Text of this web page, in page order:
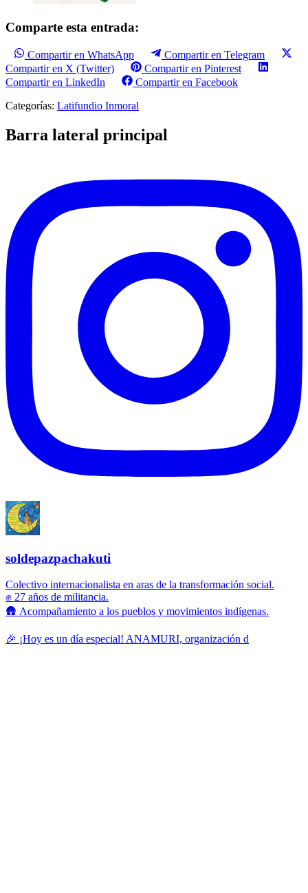
Comparte esta entrada:
Compartir en WhatsApp
Compartir en Telegram
Compartir en X (Twitter)
Compartir en Pinterest
Compartir en LinkedIn
Compartir en Facebook
Categorías: Latifundio Inmoral
Barra lateral principal
soldepazpachakuti
Colectivo internacionalista en aras de la transformación social.
✊ 27 años de militancia.
🛖 Acompañamiento a los pueblos y movimientos indígenas.
🎉 ¡Hoy es un día especial! ANAMURI, organización d